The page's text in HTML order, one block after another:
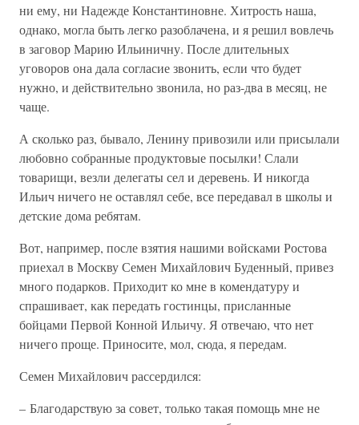
ни ему, ни Надежде Константиновне. Хитрость наша,
однако, могла быть легко разоблачена, и я решил вовлечь
в заговор Марию Ильиничну. После длительных
уговоров она дала согласие звонить, если что будет
нужно, и действительно звонила, но раз-два в месяц, не
чаще.
А сколько раз, бывало, Ленину привозили или присылали
любовно собранные продуктовые посылки! Слали
товарищи, везли делегаты сел и деревень. И никогда
Ильич ничего не оставлял себе, все передавал в школы и
детские дома ребятам.
Вот, например, после взятия нашими войсками Ростова
приехал в Москву Семен Михайлович Буденный, привез
много подарков. Приходит ко мне в комендатуру и
спрашивает, как передать гостинцы, присланные
бойцами Первой Конной Ильичу. Я отвечаю, что нет
ничего проще. Приносите, мол, сюда, я передам.
Семен Михайлович рассердился:
– Благодарствую за совет, только такая помощь мне не